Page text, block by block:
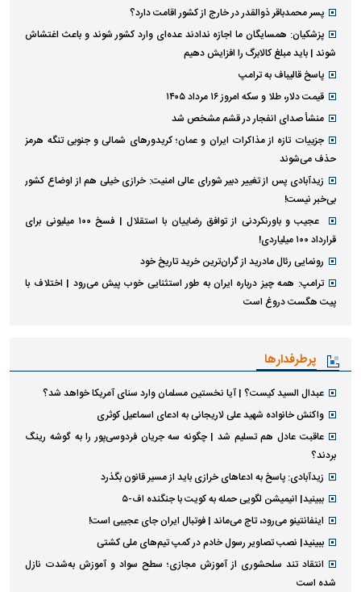
پسر محمدباقر ذوالقدر در خارج از کشور اقامت دارد؟
پزشکیان: همسایگان ما اجازه ندادند عده‌ای وارد کشور شوند و باعث اغتشاش
شوند | باید مبلغ کالابرگ را افزایش دهیم
پاسخ قالیباف به ترامپ
قیمت دلار، طلا و سکه امروز ۱۶ مرداد ۱۴۰۵
منشأ صدای انفجار در قشم مشخص شد
جزییات تازه از مذاکرات ایران و عمان؛ کریدورهای شمالی و جنوبی تنگه هرمز
حذف می‌شوند
زیدآبادی پس از تغییر دبیر شورای عالی امنیت: خرازی خیلی هم از اوضاع کشور
بی‌خبر نیست!
عجیب و باورنکردنی از توافق رضاییان با استقلال | فسخ ۱۰۰ میلیونی برای
قرارداد ۱۰۰ میلیاردی!
رونمایی رئال مادرید از گران‌ترین خرید تاریخ خود
ترامپ: همه چیز درباره ایران به طور استثنایی خوب پیش می‌رود | اختلاف با
پیت هگست دروغ است
پرطرفدارها
عبدال السید کیست؟ | آیا نخستین مسلمان وارد سنای آمریکا خواهد شد؟
واکنش خانواده شهید علی لاریجانی به ادعای اسماعیل کوثری
عاقبت عادل هم تسلیم شد | چگونه سه جریان فردوسی‌پور را به گوشه رینگ
بردند؟
زیدآبادی: پاسخ به ادعا‌های خرازی باید از مسیر قانون بگذرد
ببینید| انیمیشن لگویی حمله به کویت با جنگنده اف-۵
اینفانتینو می‌رود، تاج می‌ماند | فوتبال ایران جای عجیبی است!
ببینید| نصب تصاویر رسول خادم در کمپ تیم‌های ملی کشتی
انتقاد تند سلحشوری از آموزش مجازی؛ سطح سواد و آموزش به‌شدت نازل
شده است